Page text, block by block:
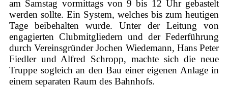
am Samstag vormittags von 9 bis 12 Uhr gebastelt
werden sollte. Ein System, welches bis zum heutigen
Tage beibehalten wurde. Unter der Leitung von
engagierten Clubmitgliedern und der Federführung
durch Vereinsgründer Jochen Wiedemann, Hans Peter
Fiedler und Alfred Schropp, machte sich die neue
Truppe sogleich an den Bau einer eigenen Anlage in
einem separaten Raum des Bahnhofs.